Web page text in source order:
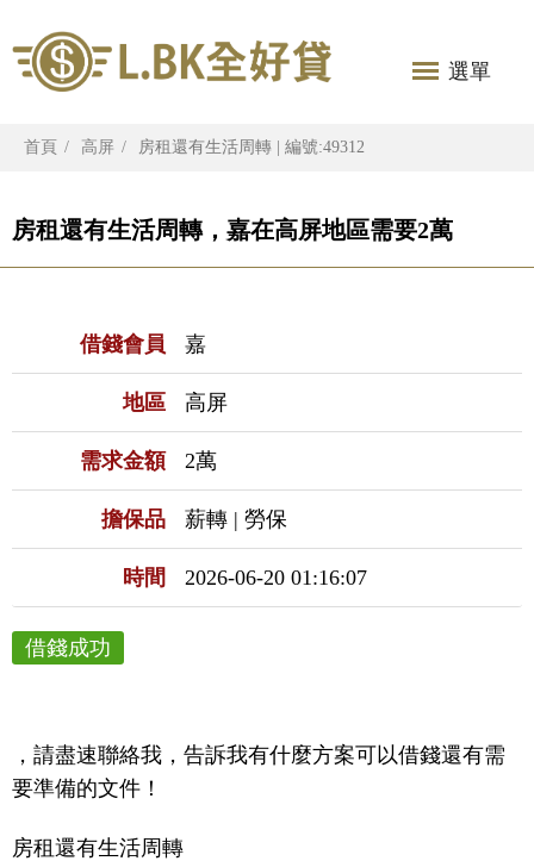
選單
首頁 高屏 房租還有生活周轉 | 編號:49312
房租還有生活周轉，嘉在高屏地區需要2萬
借錢會員 嘉
地區 高屏
需求金額 2萬
擔保品 薪轉 | 勞保
時間 2026-06-20 01:16:07
借錢成功
，請盡速聯絡我，告訴我有什麼方案可以借錢還有需
要準備的文件！
房租還有生活周轉